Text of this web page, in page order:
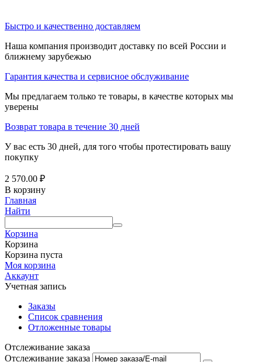
Быстро и качественно доставляем
Наша компания производит доставку по всей России и
ближнему зарубежью
Гарантия качества и сервисное обслуживание
Мы предлагаем только те товары, в качестве которых мы
уверены
Возврат товара в течение 30 дней
У вас есть 30 дней, для того чтобы протестировать вашу
покупку
2 570.00 ₽
В корзину
Главная
Найти
Корзина
Корзина
Корзина пуста
Моя корзина
Аккаунт
Учетная запись
Заказы
Список сравнения
Отложенные товары
Отслеживание заказа
Отслеживание заказа